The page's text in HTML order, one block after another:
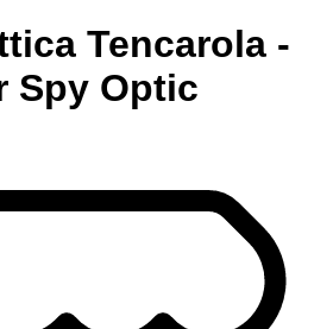
Tencarola -
Spy Optic